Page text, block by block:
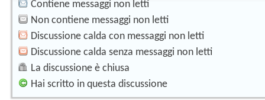
Contiene messaggi non letti
Non contiene messaggi non letti
Discussione calda con messaggi non letti
Discussione calda senza messaggi non letti
La discussione è chiusa
Hai scritto in questa discussione